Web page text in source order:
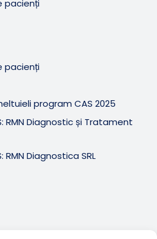
pacienți
pacienți
program CAS 2025
RMN Diagnostic și Tratament
RMN Diagnostica SRL